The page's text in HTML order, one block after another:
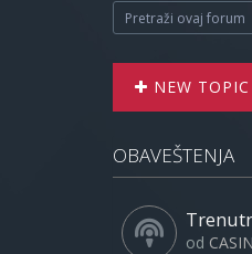
NEW TOPIC
OBAVEŠTENJA
od